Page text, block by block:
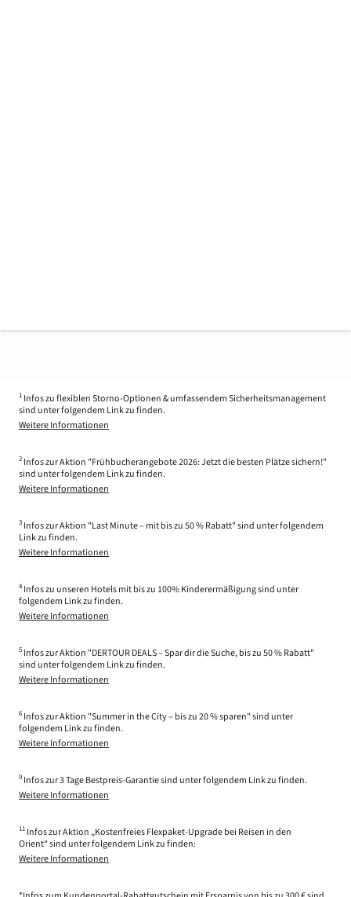
1 Infos zu flexiblen Storno-Optionen & umfassendem Sicherheitsmanagement
sind unter folgendem Link zu finden.
Weitere Informationen
2 Infos zur Aktion "Frühbucherangebote 2026: Jetzt die besten Plätze sichern!"
sind unter folgendem Link zu finden.
Weitere Informationen
3 Infos zur Aktion "Last Minute – mit bis zu 50 % Rabatt" sind unter folgendem
Link zu finden.
Weitere Informationen
4 Infos zu unseren Hotels mit bis zu 100% Kinderermäßigung sind unter
folgendem Link zu finden.
Weitere Informationen
5 Infos zur Aktion "DERTOUR DEALS – Spar dir die Suche, bis zu 50 % Rabatt"
sind unter folgendem Link zu finden.
Weitere Informationen
6 Infos zur Aktion "Summer in the City – bis zu 20 % sparen" sind unter
folgendem Link zu finden.
Weitere Informationen
9 Infos zur 3 Tage Bestpreis-Garantie sind unter folgendem Link zu finden.
Weitere Informationen
11 Infos zur Aktion „Kostenfreies Flexpaket-Upgrade bei Reisen in den
Orient“ sind unter folgendem Link zu finden:
Weitere Informationen